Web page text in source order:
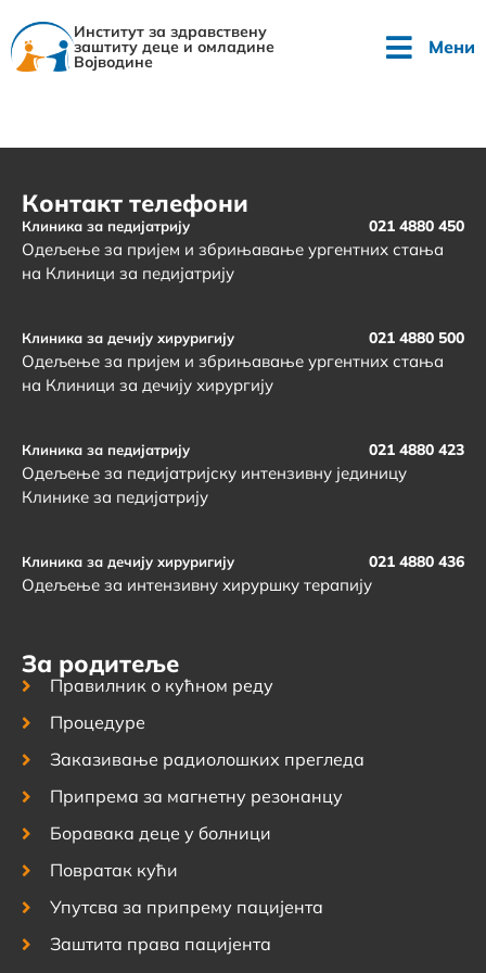
Институт за здравствену
заштиту деце и омладине
Војводине
Мени
Контакт телефони
Клиника за педијатрију 021 4880 450
Одељење за пријем и збрињавање ургентних стања
на Клиници за педијатрију
Клиника за дечију хируригију 021 4880 500
Одељење за пријем и збрињавање ургентних стања
на Клиници за дечију хирургију
Клиника за педијатрију 021 4880 423
Одељење за педијатријску интензивну јединицу
Клинике за педијатрију
Клиника за дечију хируригију 021 4880 436
Одељење за интензивну хируршку терапију
За родитеље
Правилник о кућном реду
Процедуре
Заказивање радиолошких прегледа
Припрема за магнетну резонанцу
Боравака деце у болници
Повратак кући
Упутсва за припрему пацијента
Заштита права пацијента